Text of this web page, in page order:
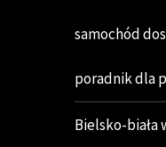
samochód
poradnik dla
Bielsko-biała